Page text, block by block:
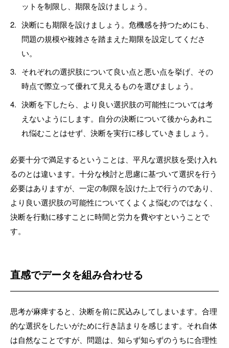
ットを制限し、期限を設けましょう。
決断にも期限を設けましょう。危機感を持つためにも、
問題の規模や複雑さを踏まえた期限を設定してくださ
い。
それぞれの選択肢について良い点と悪い点を挙げ、その
時点で際立って優れて見えるものを選びましょう。
決断を下したら、より良い選択肢の可能性については考
えないようにします。自分の決断について後からあれこ
れ悩むことはせず、決断を実行に移していきましょう。
必要十分で満足するということは、平凡な選択肢を受け入れ
るのとは違います。十分な検討と思慮に基づいて選択を行う
必要はありますが、一定の制限を設けた上で行うのであり、
より良い選択肢の可能性についてくよくよ悩むのではなく、
決断を行動に移すことに時間と労力を費やすということで
す。
直感でデータを組み合わせる
思考が麻痺すると、決断を前に尻込みしてしまいます。合理
的な選択をしたいがために行き詰まりを感じます。それ自体
は自然なことですが、問題は、知らず知らずのうちに合理性